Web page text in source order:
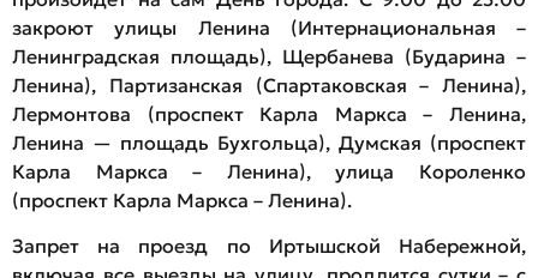
закроют улицы Ленина (Интернациональная –
Ленинградская площадь), Щербанева (Бударина –
Ленина), Партизанская (Спартаковская – Ленина),
Лермонтова (проспект Карла Маркса – Ленина,
Ленина — площадь Бухгольца), Думская (проспект
Карла Маркса – Ленина), улица Короленко
(проспект Карла Маркса – Ленина).
Запрет на проезд по Иртышской Набережной,